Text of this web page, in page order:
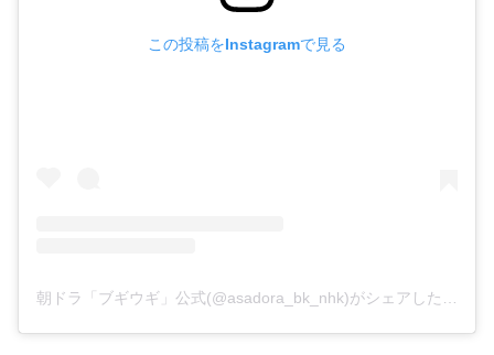
この投稿をInstagramで見る
朝ドラ「ブギウギ」公式(@asadora_bk_nhk)がシェアした投稿